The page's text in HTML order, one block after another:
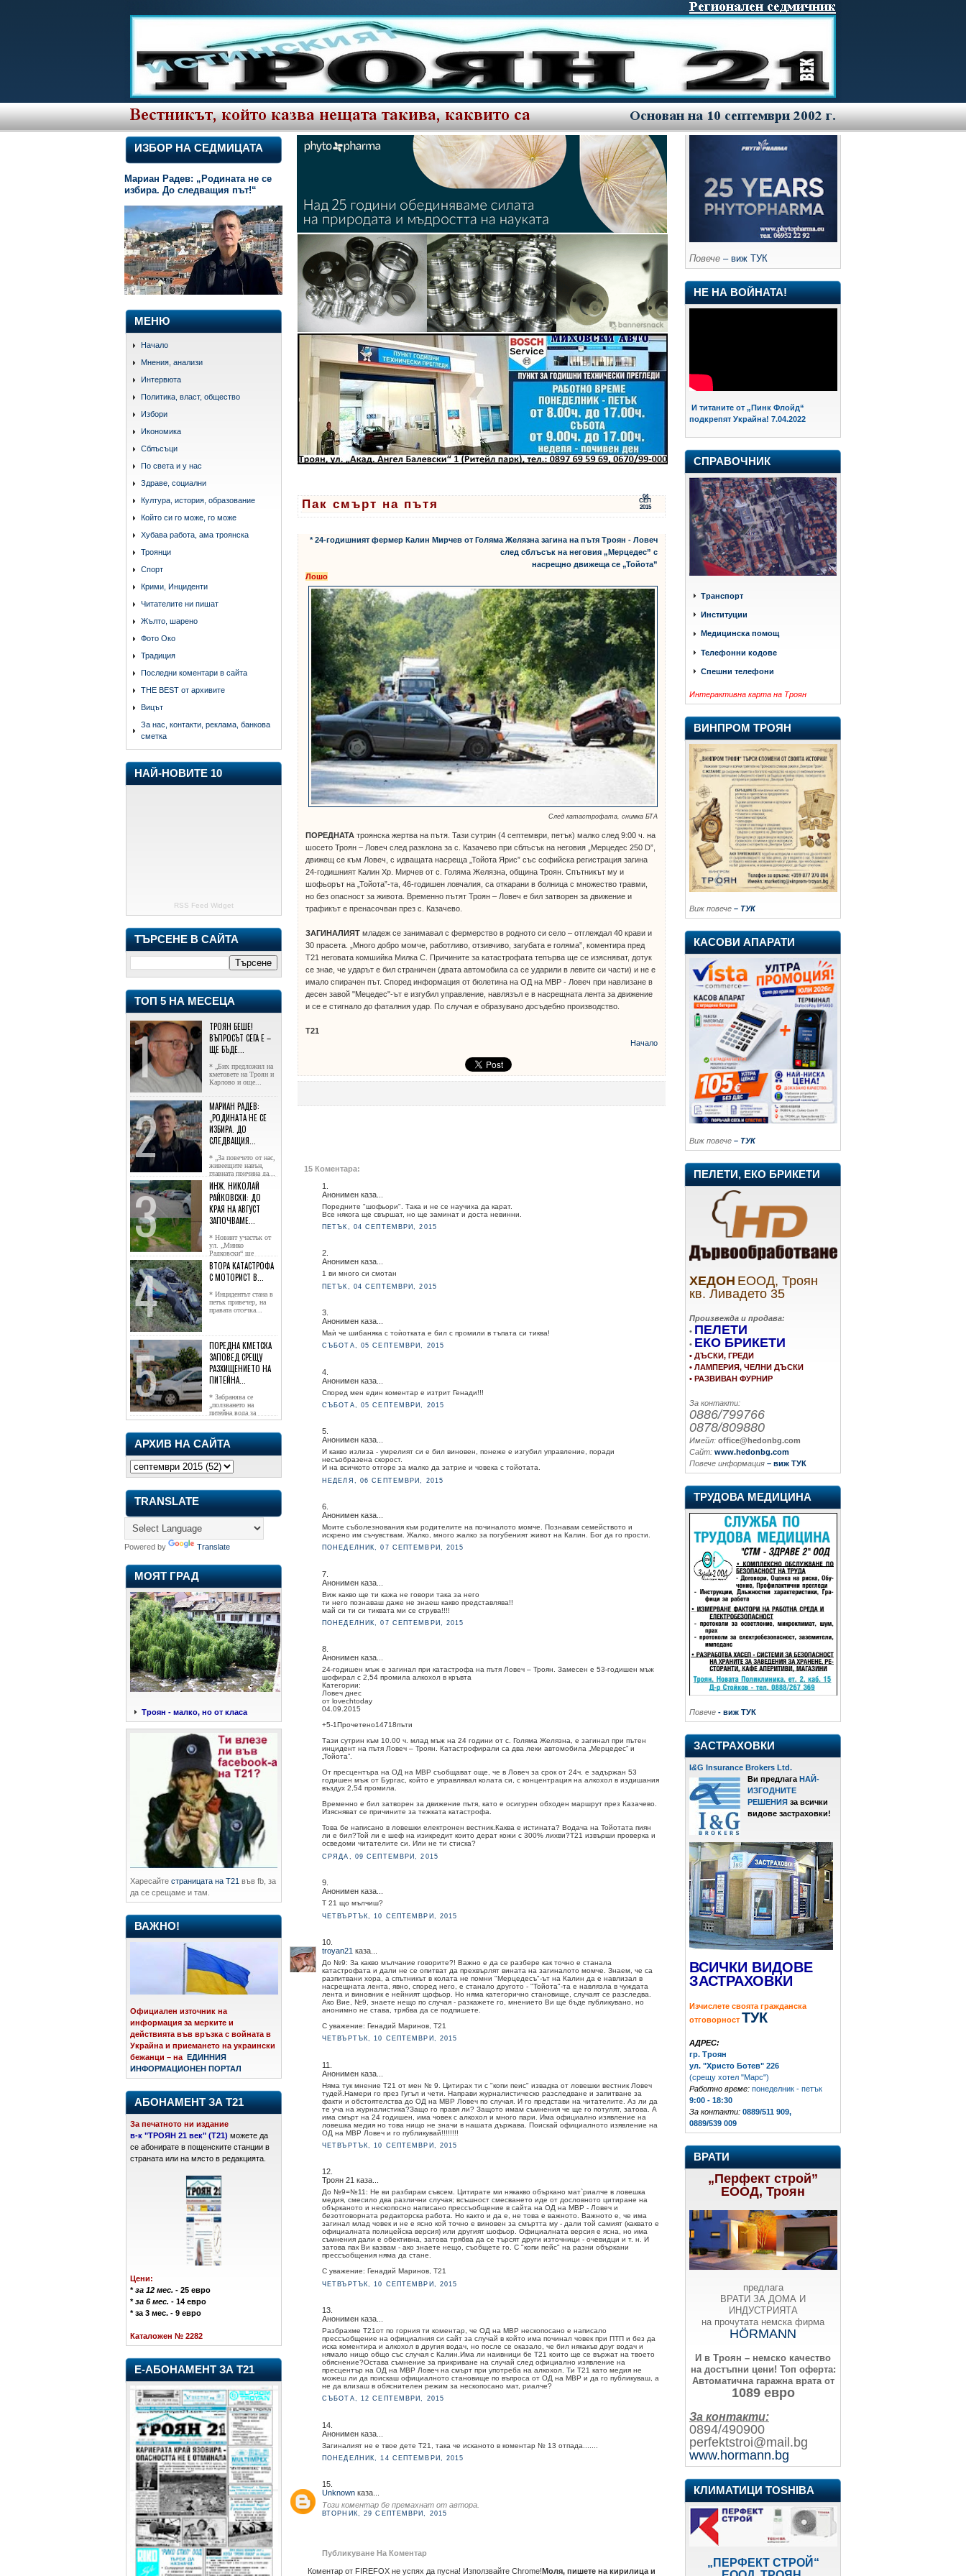
ИЗБОР НА СЕДМИЦАТА
Мариан Радев: „Родината не се
избира. До следващия път!“
МЕНЮ
Начало
Мнения, анализи
Интервюта
Политика, власт, общество
Избори
Икономика
Сблъсъци
По света и у нас
Здраве, социални
Култура, история, образование
Който си го може, го може
Хубава работа, ама троянска
Троянци
Спорт
Крими, Инциденти
Читателите ни пишат
Жълто, шарено
Фото Око
Традиция
Последни коментари в сайта
THE BEST от архивите
Вицът
За нас, контакти, реклама, банкова
сметка
НАЙ-НОВИТЕ 10
RSS Feed Widget
ТЪРСЕНЕ В САЙТА
ТОП 5 НА МЕСЕЦА
ТРОЯН БЕШЕ!
ВЪПРОСЪТ СЕГА Е –
ЩЕ БЪДЕ...
* „Бих предложил на
кметовете на Троян и
Карлово и още...
МАРИАН РАДЕВ:
„РОДИНАТА НЕ СЕ
ИЗБИРА. ДО
СЛЕДВАЩИЯ...
* „За повечето от нас,
живеещите навън,
главната причина да...
ИНЖ. НИКОЛАЙ
РАЙКОВСКИ: ДО
КРАЯ НА АВГУСТ
ЗАПОЧВАМЕ...
* Новият участък от
ул. „Минко
Радковски“ ще
достигне жк...
ВТОРА КАТАСТРОФА
С МОТОРИСТ В...
* Инцидентът стана в
петък привечер, на
правата отсечка...
ПОРЕДНА КМЕТСКА
ЗАПОВЕД СРЕЩУ
РАЗХИЩЕНИЕТО НА
ПИТЕЙНА...
* Забранява се
„ползването на
питейна вода за
напояване...
АРХИВ НА САЙТА
TRANSLATE
Powered by Translate
МОЯТ ГРАД
Троян - малко, но от класа
Харесайте страницата на Т21 във fb, за
да се срещаме и там.
ВАЖНО!
Официален източник на
информация за мерките и
действията във връзка с войната в
Украйна и приемането на украински
бежанци – на ЕДИННИЯ
ИНФОРМАЦИОНЕН ПОРТАЛ
АБОНАМЕНТ ЗА Т21
За печатното ни издание
в-к "ТРОЯН 21 век" (Т21) можете да
се абонирате в пощенските станции в
страната или на място в редакцията.
Цени:
*за 12 мес. - 25 евро
*за 6 мес. - 14 евро
* за 3 мес. - 9 евро
Каталожен № 2282
Е-АБОНАМЕНТ ЗА Т21
04
СЕП
2015
Пак смърт на пътя
* 24-годишният фермер Калин Мирчев от Голяма Желязна загина на пътя Троян - Ловеч
след сблъсък на неговия „Мерцедес” с
насрещно движеща се „Тойота”
Лошо
След катастрофата, снимка БТА
ПОРЕДНАТАтроянска жертва на пътя. Тази сутрин (4 септември, петък) малко след 9:00 ч. на
шосето Троян – Ловеч след разклона за с. Казачево при сблъсък на неговия „Мерцедес 250 D”,
движещ се към Ловеч, с идващата насреща „Тойота Ярис” със софийска регистрация загина
24-годишният Калин Хр. Мирчев от с. Голяма Желязна, община Троян. Спътникът му и
шофьорът на „Тойота”-та, 46-годишен ловчалия, са откарани в болница с множество травми,
но без опасност за живота. Временно пътят Троян – Ловеч е бил затворен за движение и
трафикът е пренасочван през с. Казачево.
ЗАГИНАЛИЯТ младеж се занимавал с фермерство в родното си село – отглеждал 40 крави и
30 прасета. „Много добро момче, работливо, отзивчиво, загубата е голяма”, коментира пред
Т21 неговата комшийка Милка С. Причините за катастрофата тепърва ще се изясняват, дотук
се знае, че ударът е бил страничен (двата автомобила са се ударили в левите си части) и не е
имало спирачен път. Според информация от бюлетина на ОД на МВР - Ловеч при навлизане в
десен завой "Мецедес"-ът е изгубил управление, навлязъл е в насрещната лента за движение
и се е стигнало до фаталния удар. По случая е образувано досъдебно производство.
Т21
Начало
15 Коментара:
1.
Анонимен каза...
Поредните "шофьори". Така и не се научиха да карат.
Все някога ще свършат, но ще заминат и доста невинни.
ПЕТЪК, 04 СЕПТЕМВРИ, 2015
2.
Анонимен каза...
1 ви много си смотан
ПЕТЪК, 04 СЕПТЕМВРИ, 2015
3.
Анонимен каза...
Маѝ че шибаняка с тоѝотката е бил с промили в тъпата си тиква!
СЪБОТА, 05 СЕПТЕМВРИ, 2015
4.
Анонимен каза...
Според мен един коментар е изтрит Генади!!!
СЪБОТА, 05 СЕПТЕМВРИ, 2015
5.
Анонимен каза...
И какво излиза - умрелият си е бил виновен, понеже е изгубил управление, поради
несъобразена скорост.
И на всичкото отгоре за малко да затрие и човека с тойотата.
НЕДЕЛЯ, 06 СЕПТЕМВРИ, 2015
6.
Анонимен каза...
Моите съболезнования към родителите на починалото момче. Познавам семейството и
искрено им съчувствам. Жалко, много жалко за погубеният живот на Калин. Бог да го прости.
ПОНЕДЕЛНИК, 07 СЕПТЕМВРИ, 2015
7.
Анонимен каза...
Виж какво ще ти кажа не говори така за него
ти него познаваш даже не знаеш какво представлява!!
май си ти си тиквата ми се струва!!!!
ПОНЕДЕЛНИК, 07 СЕПТЕМВРИ, 2015
8.
Анонимен каза...
24-годишен мъж е загинал при катастрофа на пътя Ловеч – Троян. Замесен е 53-годишен мъж
шофирал с 2,54 промила алкохол в кръвта
Категории:
Ловеч днес
от lovechtoday
04.09.2015
+5-1Прочетено14718пъти
Тази сутрин към 10.00 ч. млад мъж на 24 години от с. Голяма Желязна, е загинал при пътен
инцидент на пътя Ловеч – Троян. Катастрофирали са два леки автомобила „Мерцедес” и
„Тойота”.
От пресцентъра на ОД на МВР съобщават още, че в Ловеч за срок от 24ч. е задържан 53
годишен мъж от Бургас, който е управлявал колата си, с концентрация на алкохол в издишания
въздух 2,54 промила.
Временно е бил затворен за движение пътя, като е осигурен обходен маршрут през Казачево.
Изясняват се причините за тежката катастрофа.
Това бе написано в ловешки електронен вестник.Каква е истината? Водача на Тойотата пиян
ли е бил?Той ли е шеф на изикредит които дерат кожи с 300% лихви?Т21 извърши проверка и
осведоми читателите си. Или не ти стиска?
СРЯДА, 09 СЕПТЕМВРИ, 2015
9.
Анонимен каза...
Т 21 що мълчиш?
ЧЕТВЪРТЪК, 10 СЕПТЕМВРИ, 2015
10.
troyan21 каза...
До №9: За какво мълчание говорите?! Важно е да се разбере как точно е станала
катастрофата и дали не се опитват да прехвърлят вината на загиналото момче. Знаем, че са
разпитвани хора, а спътникът в колата не помни "Мерцедесъ"-ът на Калин да е навлизал в
насрещната лента, явно, според него, е станало другото - "Тойота"-та е навлязла в чуждата
лента и виновник е нейният щофьор. Но няма категорично становище, случаят се разследва.
Ако Вие, №9, знаете нещо по случая - разкажете го, мнението Ви ще бъде публикувано, но
анонимно не става, трябва да се подпишете.
С уважение: Генадий Маринов, Т21
ЧЕТВЪРТЪК, 10 СЕПТЕМВРИ, 2015
11.
Анонимен каза...
Няма тук мнение Т21 от мен № 9. Цитирах ти с "копи пеис" извадка от ловешки вестник Ловеч
тудей.Намери го през Гугъл и чети. Направи журналистическо разследване и запитване за
факти и обстоятелства до ОД на МВР Ловеч по случая. И го представи на читателите. Аз ли да
те уча на журналистика?Защо го правя ли? Защото имам съмнения че ще го потулят, затова. А
има смърт на 24 годишен, има човек с алкохол и много пари. Има официално изявление на
ловешка медия но това нищо не значи в нашата държава. Поискай официалното изявление на
ОД на МВР Ловеч и го публикувай!!!!!!!!
ЧЕТВЪРТЪК, 10 СЕПТЕМВРИ, 2015
12.
Троян 21 каза...
До №9=№11: Не ви разбирам съвсем. Цитирате ми някакво объркано мат`риалче в ловешка
медия, смесило два различни случая; всъшност смесването иде от дословното цитиране на
обърканото и нескопосно написано прессъобщение в сайта на ОД на МВР - Ловеч и
безотговорната редакторска работа. Но както и да е, не това е важното. Важното е, че има
загинал млад човек и не е ясно кой точно е виновен за смъртта му - дали той самият (каквато е
официалната полицейска версия) или другият шофьор. Официалната версия е ясна, но има
съмнения дали е обективна, затова трябва да се търсят други източници - очевидци и т. н. И
затова пак Ви казвам - ако знаете нещо, съобщете го. С "копи пейс" на разни объркани
прессъобщения няма да стане.
С уважение: Генадий Маринов, Т21
ЧЕТВЪРТЪК, 10 СЕПТЕМВРИ, 2015
13.
Анонимен каза...
Разбрахме Т21от по горния ти коментар, че ОД на МВР нескопосано е написало
прессъобщение на официалния си сайт за случай в който има починал човек при ПТП и без да
иска коментира и алкохол в другия водач, но после се оказало, че бил някакъв друг водач и
нямало нищо общо със случая с Калин.Има ли наивници бе Т21 които ще се вържат на твоето
обяснение?Остава съмнение за прикриване на случай след официално изявление на
пресцентър на ОД на МВР Ловеч на смърт при употреба на алкохол. Ти Т21 като медия не
можеш ли да поискаш официалното становище по въпроса от ОД на МВР и да го публикуваш, а
не да влизаш в обяснителен режим за нескопосано мат, риалче?
СЪБОТА, 12 СЕПТЕМВРИ, 2015
14.
Анонимен каза...
Загиналият не е твое дете Т21, така че исканото в коментар № 13 отпада.......
ПОНЕДЕЛНИК, 14 СЕПТЕМВРИ, 2015
15.
Unknown каза...
Този коментар бе премахнат от автора.
ВТОРНИК, 29 СЕПТЕМВРИ, 2015
Публикуване На Коментар
Коментар от FIREFOX не успях да пусна! Използвайте Chrome!Моля, пишете на кирилица и
Повече – виж ТУК
НЕ НА ВОЙНАТА!
И титаните от „Пинк Флойд“
подкрепят Украйна! 7.04.2022
СПРАВОЧНИК
Транспорт
Институции
Медицинска помощ
Телефонни кодове
Спешни телефони
Интерактивна карта на Троян
ВИНПРОМ ТРОЯН
Виж повече – ТУК
КАСОВИ АПАРАТИ
Виж повече – ТУК
ПЕЛЕТИ, ЕКО БРИКЕТИ
ХЕДОН ЕООД, Троян
кв. Ливадето 35
Произвежда и продава:
• ПЕЛЕТИ
• ЕКО БРИКЕТИ
• ДЪСКИ, ГРЕДИ
• ЛАМПЕРИЯ, ЧЕЛНИ ДЪСКИ
• РАЗВИВАН ФУРНИР
За контакти:
0886/799766
0878/809880
Имейл: office@hedonbg.com
Сайт: www.hedonbg.com
Повече информация – виж ТУК
ТРУДОВА МЕДИЦИНА
Повече - виж ТУК
ЗАСТРАХОВКИ
I&G Insurance Brokers Ltd.
Ви предлага НАЙ-
ИЗГОДНИТЕ
РЕШЕНИЯ за всички
видове застраховки!
ВСИЧКИ ВИДОВЕ
ЗАСТРАХОВКИ
Изчислете своята гражданска
отговорност ТУК
АДРЕС:
гр. Троян
ул. "Христо Ботев" 226
(срещу хотел "Марс")
Работно време: понеделник - петък
9:00 - 18:30
За контакти: 0889/511 909,
0889/539 009
ВРАТИ
„Перфект строй”
ЕООД, Троян
предлага
ВРАТИ ЗА ДОМА И
ИНДУСТРИЯТА
на прочутата немска фирма
HÖRMANN
И в Троян – немско качество
на достъпни цени! Топ оферта:
Автоматична гаражна врата от
1089 евро
За контакти:
0894/490900
perfektstroi@mail.bg
www.hormann.bg
КЛИМАТИЦИ TOSHIBA
„ПЕРФЕКТ СТРОЙ“